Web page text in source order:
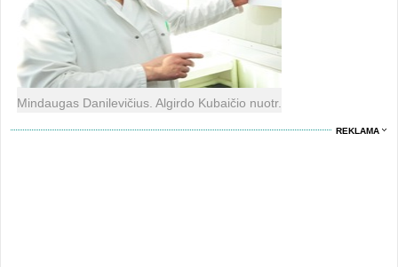
Mindaugas Danilevičius. Algirdo Kubaičio nuotr.
REKLAMA